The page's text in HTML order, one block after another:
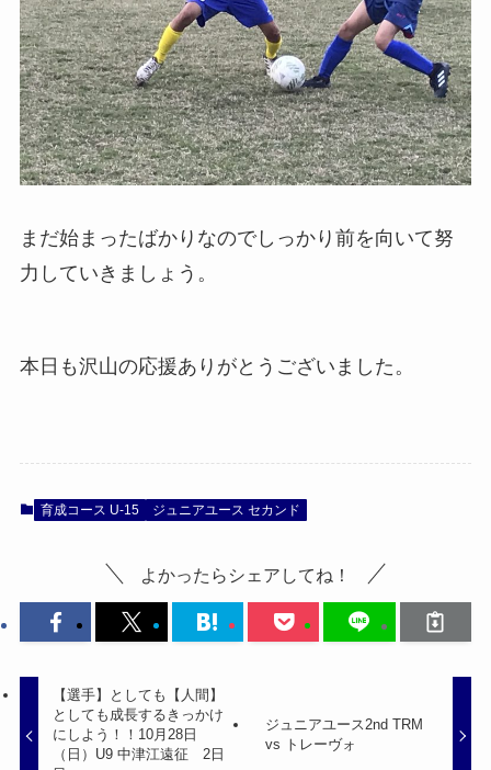
まだ始まったばかりなのでしっかり前を向いて努
力していきましょう。
本日も沢山の応援ありがとうございました。
育成コース U-15 ジュニアユース セカンド
よかったらシェアしてね！
【選手】としても【人間】
としても成長するきっかけ
にしよう！！10月28日
（日）U9 中津江遠征 2日
ジュニアユース2nd TRM
vs トレーヴォ